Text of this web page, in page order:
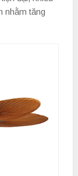
nhằm tăng